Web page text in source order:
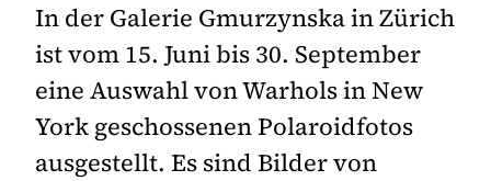
In der Galerie Gmurzynska in Zürich
ist vom 15. Juni bis 30. September
eine Auswahl von Warhols in New
York geschossenen Polaroidfotos
ausgestellt. Es sind Bilder von